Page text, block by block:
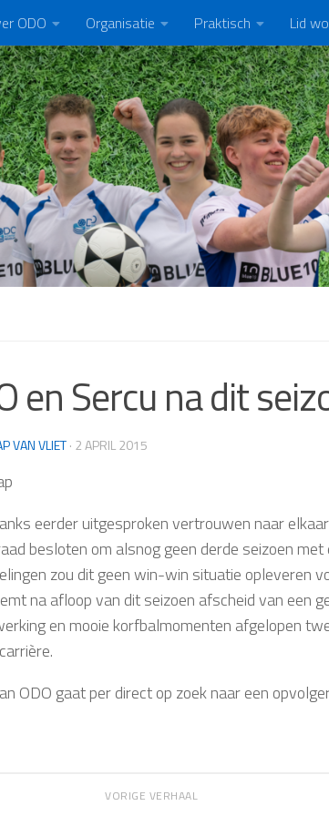
ODO Organisatie Praktisch Lid
en Sercu na dit
VAN VLIET· 2 APRIL 2015
eerder uitgesproken vertrouwen naar
besloten om alsnog geen derde seizoen
zou dit geen win-win situatie opleveren
na afloop van dit seizoen afscheid van een
en mooie korfbalmomenten afgelopen
ODO gaat per direct op zoek naar een
VORIGE VERHAAL